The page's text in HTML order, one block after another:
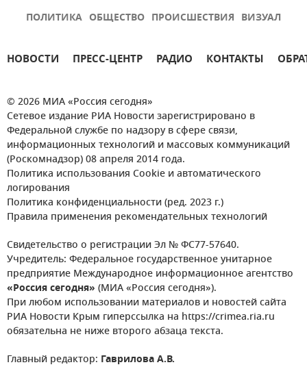
ПОЛИТИКА ОБЩЕСТВО ПРОИСШЕСТВИЯ ВИЗУАЛ
НОВОСТИ ПРЕСС-ЦЕНТР РАДИО КОНТАКТЫ
© 2026 МИА «Россия сегодня»
Сетевое издание РИА Новости зарегистрировано в
Федеральной службе по надзору в сфере связи,
информационных технологий и массовых коммуникаций
(Роскомнадзор) 08 апреля 2014 года.
Политика использования Cookie и автоматического
логирования
Политика конфиденциальности (ред. 2023 г.)
Правила применения рекомендательных технологий
Свидетельство о регистрации Эл № ФС77-57640.
Учредитель: Федеральное государственное унитарное
предприятие Международное информационное агентство
«Россия сегодня» (МИА «Россия сегодня»).
При любом использовании материалов и новостей сайта
РИА Новости Крым гиперссылка на https://crimea.ria.ru
обязательна не ниже второго абзаца текста.
Главный редактор: Гаврилова А.В.